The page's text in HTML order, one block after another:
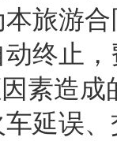
旅游
终止
素造
延误